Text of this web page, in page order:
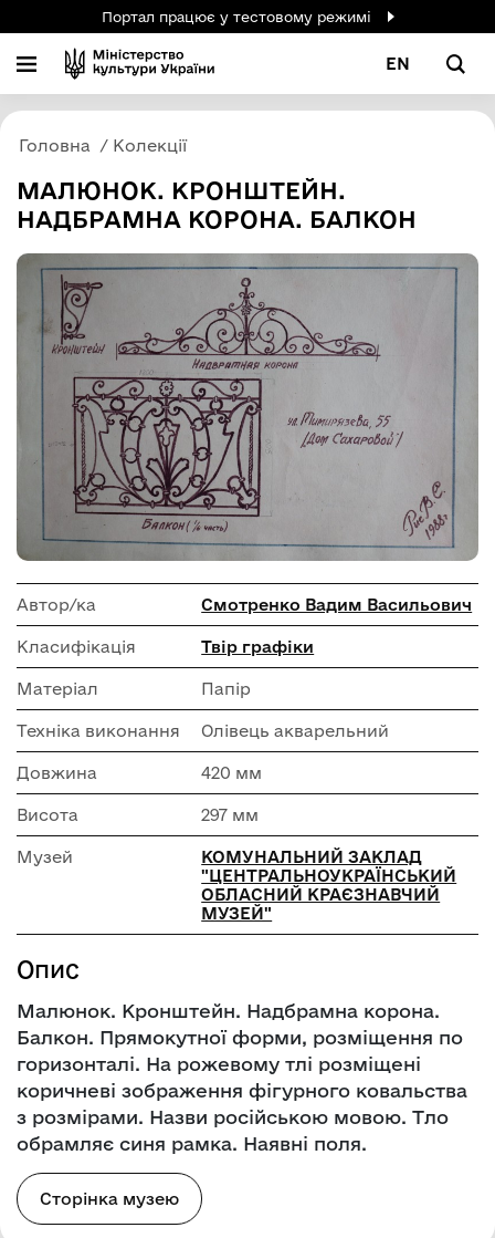
Портал працює у тестовому режимі
EN
Головна Колекції
МАЛЮНОК. КРОНШТЕЙН.
НАДБРАМНА КОРОНА. БАЛКОН
Автор/ка Смотренко Вадим Васильович
Класифікація Твір графіки
Матеріал Папір
Техніка виконання Олівець акварельний
Довжина 420 мм
Висота 297 мм
Музей
КОМУНАЛЬНИЙ ЗАКЛАД
"ЦЕНТРАЛЬНОУКРАЇНСЬКИЙ
ОБЛАСНИЙ КРАЄЗНАВЧИЙ
МУЗЕЙ"
Опис
Малюнок. Кронштейн. Надбрамна корона.
Балкон. Прямокутної форми, розміщення по
горизонталі. На рожевому тлі розміщені
коричневі зображення фігурного ковальства
з розмірами. Назви російською мовою. Тло
обрамляє синя рамка. Наявні поля.
Сторінка музею